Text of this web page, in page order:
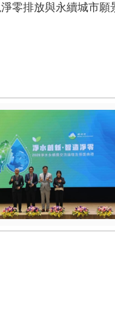
零排放與永續城市願